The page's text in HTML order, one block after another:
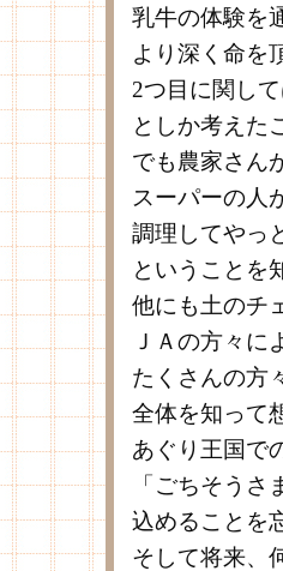
乳牛の体験を
より深く命を
2つ目に関し
としか考えた
でも農家さん
スーパーの人
調理してやっ
ということを
他にも土のチ
ＪＡの方々に
たくさんの方
全体を知って
あぐり王国で
「ごちそう
込めることを
そして将来、